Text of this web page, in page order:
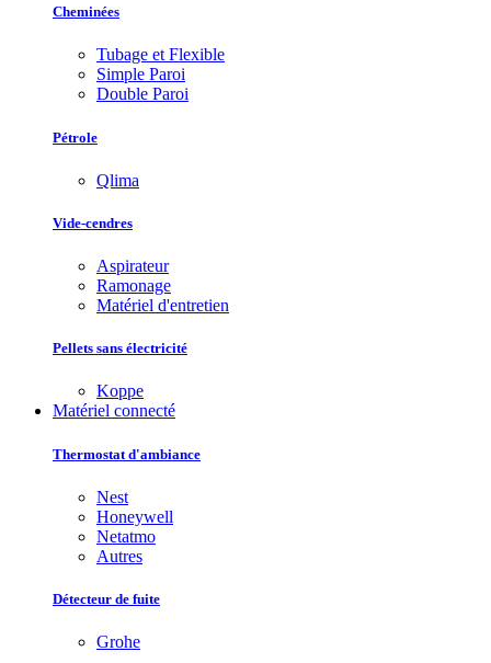
Cheminées
Tubage et Flexible
Simple Paroi
Double Paroi
Pétrole
Qlima
Vide-cendres
Aspirateur
Ramonage
Matériel d'entretien
Pellets sans électricité
Koppe
Matériel connecté
Thermostat d'ambiance
Nest
Honeywell
Netatmo
Autres
Détecteur de fuite
Grohe